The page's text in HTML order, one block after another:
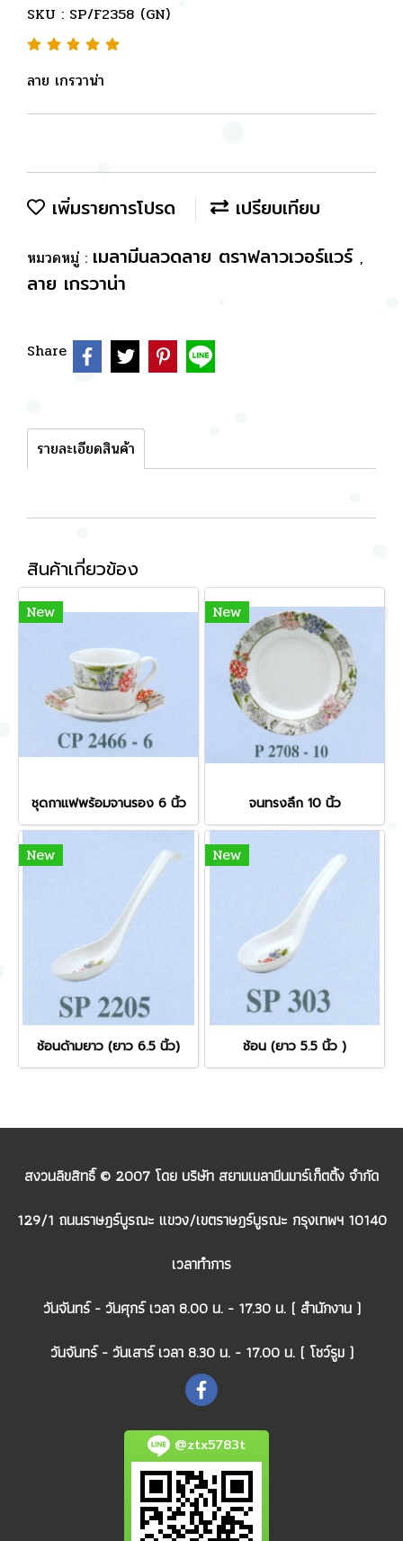
SKU : SP/F2358 (GN)
ลาย เกรวาน่า
เพิ่มรายการโปรด เปรียบเทียบ
หมวดหมู่ : เมลามีนลวดลาย ตราฟลาวเวอร์แวร์ ,
ลาย เกรวาน่า
Share
รายละเอียดสินค้า
สินค้าเกี่ยวข้อง
New
ชุดกาแฟพร้อมจานรอง 6 นิ้ว
New
จนทรงลึก 10 นิ้ว
New
ช้อนด้ามยาว (ยาว 6.5 นิ้ว)
New
ช้อน (ยาว 5.5 นิ้ว )
สงวนลิขสิทธิ์ © 2007 โดย บริษัท สยามเมลามีนมาร์เก็ตติ้ง จำกัด
129/1 ถนนราษฎร์บูรณะ แขวง/เขตราษฎร์บูรณะ กรุงเทพฯ 10140
เวลาทำการ
วันจันทร์ - วันศุกร์ เวลา 8.00 น. - 17.30 น. ( สำนักงาน )
วันจันทร์ - วันเสาร์ เวลา 8.30 น. - 17.00 น. ( โชว์รูม )
@ztx5783t